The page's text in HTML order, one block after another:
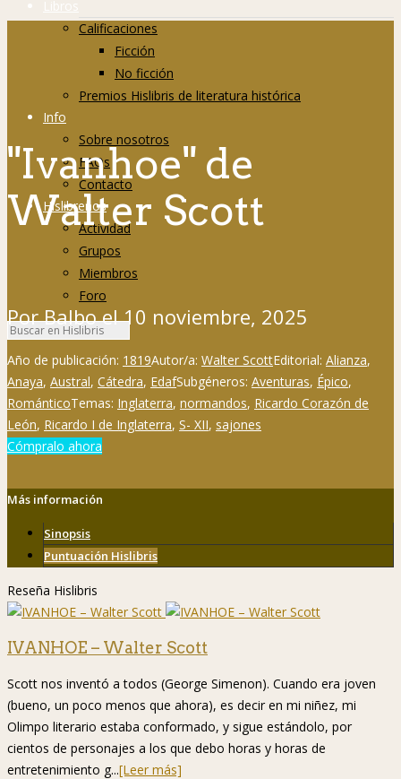
Libros
Calificaciones
Ficción
No ficción
Premios Hislibris de literatura histórica
Info
Sobre nosotros
FAQs
Contacto
Hislibreños
Actividad
Grupos
Miembros
Foro
"Ivanhoe" de
Walter Scott
PorBalboel10 noviembre, 2025
Año de publicación: 1819Autor/a: Walter ScottEditorial: Alianza,
Anaya, Austral, Cátedra, EdafSubgéneros: Aventuras, Épico,
RománticoTemas: Inglaterra, normandos, Ricardo Corazón de
León, Ricardo I de Inglaterra, S- XII, sajones
Cómpralo ahora
Más información
Sinopsis
Puntuación Hislibris
Reseña Hislibris
IVANHOE – Walter Scott
Scott nos inventó a todos (George Simenon). Cuando era joven
(bueno, un poco menos que ahora), es decir en mi niñez, mi
Olimpo literario estaba conformado, y sigue estándolo, por
cientos de personajes a los que debo horas y horas de
entretenimiento g...[Leer más]